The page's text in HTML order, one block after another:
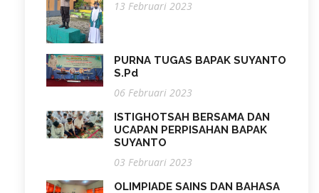
13 Februari 2023
PURNA TUGAS BAPAK SUYANTO
S.Pd
06 Februari 2023
ISTIGHOTSAH BERSAMA DAN
UCAPAN PERPISAHAN BAPAK
SUYANTO
03 Februari 2023
OLIMPIADE SAINS DAN BAHASA